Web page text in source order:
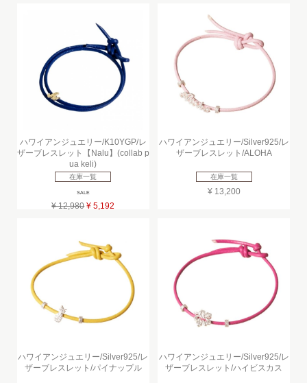
ハワイアンジュエリー/K10YGP/レ
ザーブレスレット【Nalu】(collab p
ua keli)
在庫一覧
SALE
¥ 12,980 ¥ 5,192
ハワイアンジュエリー/Silver925/レ
ザーブレスレット/ALOHA
在庫一覧
¥ 13,200
ハワイアンジュエリー/Silver925/レ
ザーブレスレット/パイナップル
ハワイアンジュエリー/Silver925/レ
ザーブレスレット/ハイビスカス